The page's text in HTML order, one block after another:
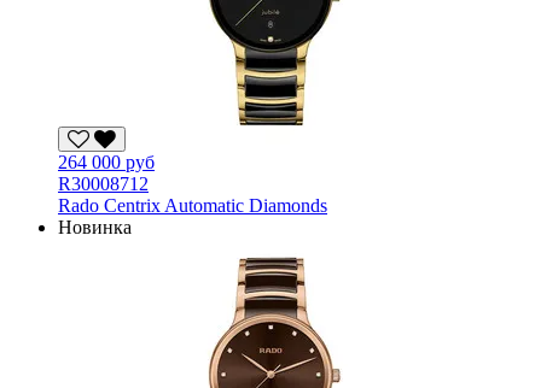
264 000 руб
R30008712
Rado Centrix Automatic Diamonds
Новинка